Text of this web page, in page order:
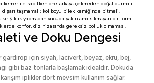
kemer ile sabitken öne-arkaya çekmeden doğal durmalı.
dışarı taşmamalı; kol boyu bilek kemiğinde bitmeli.
yapmadan vücuda yakın ama sıkmayan bir form.
konfor, diz hizasında gereksiz bolluk olmaması.
ve Doku Dengesi
gardırop için siyah, lacivert, beyaz, ekru, bej,
gibi baz tonlarla başlamak idealdir. Dokuda
iplikler dört mevsim kullanım sağlar.